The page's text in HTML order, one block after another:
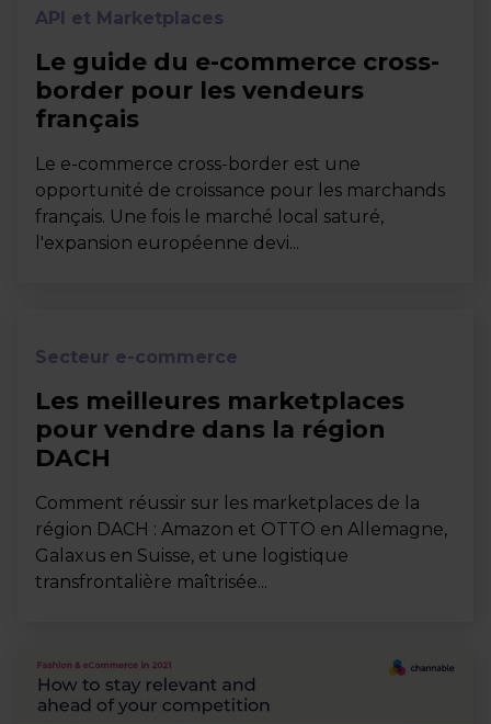
API et Marketplaces
Le guide du e-commerce cross-
border pour les vendeurs
français
Le e-commerce cross-border est une
opportunité de croissance pour les marchands
français. Une fois le marché local saturé,
l'expansion européenne devi...
Secteur e-commerce
Les meilleures marketplaces
pour vendre dans la région
DACH
Comment réussir sur les marketplaces de la
région DACH : Amazon et OTTO en Allemagne,
Galaxus en Suisse, et une logistique
transfrontalière maîtrisée...